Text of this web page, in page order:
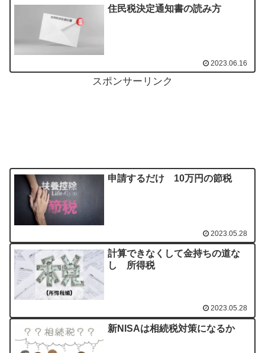
住民税決定通知書の読み方
2023.06.16
スポンサーリンク
申請するだけ 10万円の節税
2023.05.28
計算できなくして金持ちの道な
し 所得税
2023.05.28
新NISAは相続税対策になるか